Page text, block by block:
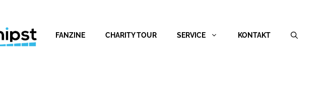
FANZINE CHARITY TOUR SERVICE KONTAKT